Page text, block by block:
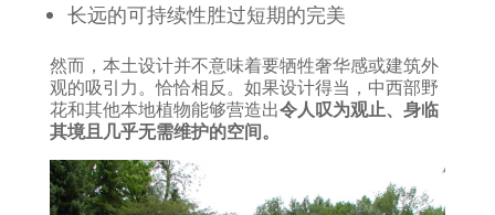
长远的可持续性胜过短期的完美
然而，本土设计并不意味着要牺牲奢华感或建筑外
观的吸引力。恰恰相反。如果设计得当，中西部野
花和其他本地植物能够营造出令人叹为观止、身临
其境且几乎无需维护的空间。